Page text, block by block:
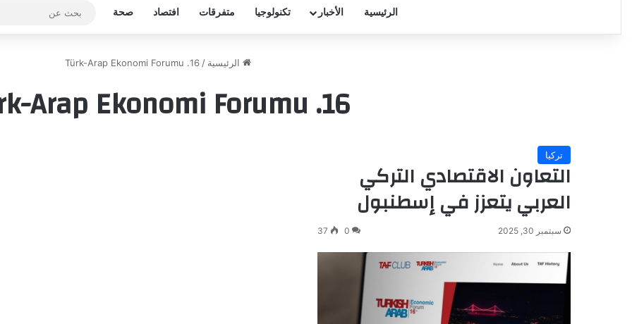
الرئيسية الأخبار تكنولوجيا متفرقات افتصاد صحة
الرئيسية /
16. Türk-Arap Ekonomi Forumu
16. Türk-Arap Ekonomi Forumu
تركيا
التعاون الاقتصادي التركي
العربي يتعزز في إسطنبول
سبتمبر 30, 2025 0
37